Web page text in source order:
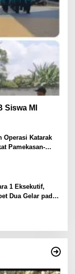
MI
Operasi Katarak
Pamekasan-
1 Eksekutif,
Dua Gelar pada